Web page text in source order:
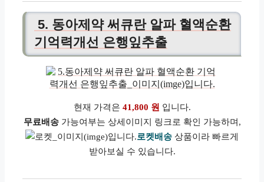
5. 동아제약 써큐란 알파 혈액순환
기억력개선 은행잎추출
현재 가격은 41,800 원 입니다.
무료배송가능여부는 상세이미지 링크로 확인 가능하며,
로켓배송 상품이라 빠르게
받아보실 수 있습니다.